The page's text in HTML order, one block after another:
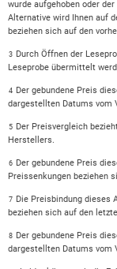
wurde aufgehoben oder
Alternative wird Ihnen auf
beziehen sich auf den
3
Durch Öffnen der
Leseprobe übermittelt
4
Der gebundene Preis
dargestellten Datums vom
5
Der Preisvergleich
Herstellers.
6
Der gebundene Preis
Preissenkungen beziehen
7
Die Preisbindung dieses
beziehen sich auf den
8
Der gebundene Preis
dargestellten Datums vom